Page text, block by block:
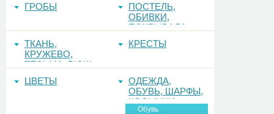
ГРОБЫ
ПОСТЕЛЬ,
ОБИВКИ,
ПОКРЫВАЛА
ТКАНЬ,
КРУЖЕВО,
ТЕСЬМА, РЮШ
КРЕСТЫ
ЦВЕТЫ
ОДЕЖДА,
ОБУВЬ, ШАРФЫ,
КОСЫНКИ
Обувь